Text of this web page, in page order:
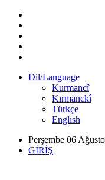
Dil/Language
Kurmancî
Kırmanckî
Türkçe
Englısh
Perşembe 06
GİRİŞ